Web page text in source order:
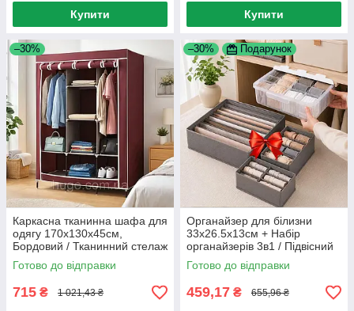
Купити Купити
–30%
Каркасна тканинна шафа для
одягу 170х130х45см,
Бордовий / Тканинний стелаж
органайзер для одягу / Шафа
органайзер для речей
Готово до відправки
715 ₴ 1 021,43 ₴
–30% Подарунок
Органайзер для білизни
33х26.5х13см + Набір
органайзерів 3в1 / Підвісний
ораганайзер в шафу /
Органайзер для шкарпеток
Готово до відправки
459,17 ₴ 655,96 ₴